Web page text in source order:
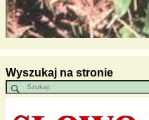
Wyszukaj na stronie